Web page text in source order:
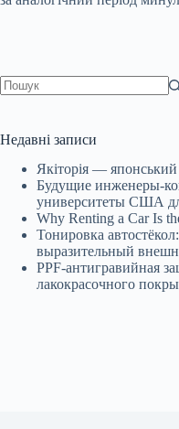
Недавні записи
Якіторія —
Будущие
университеты США
Why Renting a Car Is
Тонировка
выразительный
PPF-антигравийная
лакокрасочного